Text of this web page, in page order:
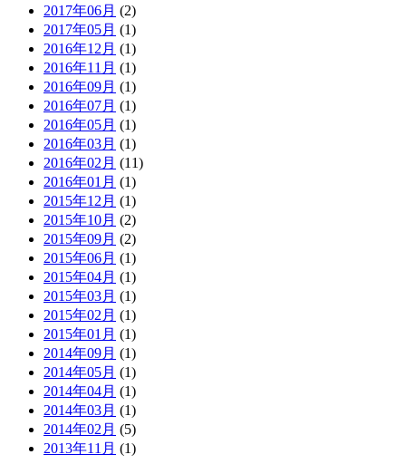
2017年06月 (2)
2017年05月 (1)
2016年12月 (1)
2016年11月 (1)
2016年09月 (1)
2016年07月 (1)
2016年05月 (1)
2016年03月 (1)
2016年02月 (11)
2016年01月 (1)
2015年12月 (1)
2015年10月 (2)
2015年09月 (2)
2015年06月 (1)
2015年04月 (1)
2015年03月 (1)
2015年02月 (1)
2015年01月 (1)
2014年09月 (1)
2014年05月 (1)
2014年04月 (1)
2014年03月 (1)
2014年02月 (5)
2013年11月 (1)